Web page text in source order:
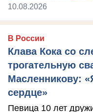
10.08.2026
В России
Клава Кока со
трогательную
Масленникову:
сердце»
Певица 10 лет